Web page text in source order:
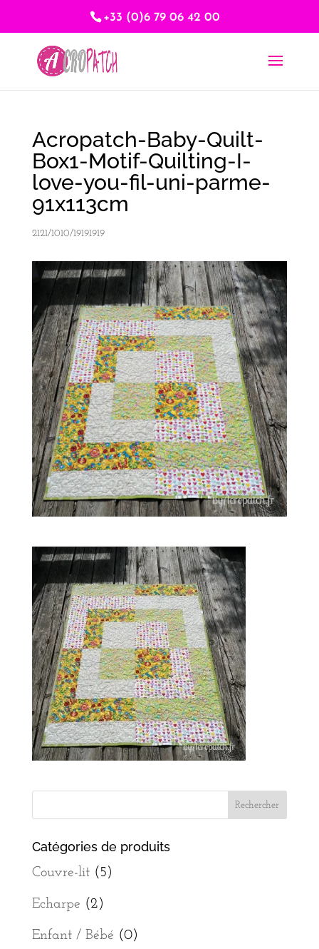
+33 (0)6 79 06 42 00
Acropatch-Baby-Quilt-
Box1-Motif-Quilting-I-
love-you-fil-uni-parme-
91x113cm
2121/1010/19191919
Catégories de produits
Couvre-lit (5)
Echarpe (2)
Enfant / Bébé (0)